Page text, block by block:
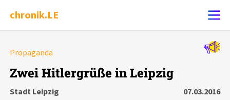
chronik.LE
Chronik
Propaganda
Zwei Hitlergrüße in Leipzig
Stadt Leipzig
07.03.2016
Alle Ereignisse
Ereignisse
Ereignisse